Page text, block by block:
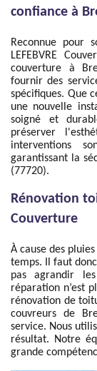
confiance à
Reconnue pour
LEFEBVRE
couverture à
fournir des
spécifiques. Que
une nouvelle
soigné et
préserver
interventions
garantissant la
(77720).
Rénovation
Couverture
À cause des
temps. Il faut
pas agrandir
réparation n’est
rénovation de
couvreurs de
service. Nous
résultat. Notre
grande